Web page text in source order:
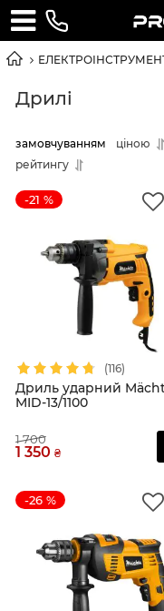
Дрилі
замовчуванням ціною
рейтингу
-21 %
(116)
Дриль ударний
MID-13/1100
1 700
1 350 ₴
-26 %